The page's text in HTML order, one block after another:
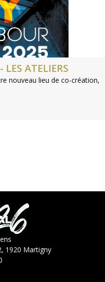
ATELIERS
nouveau lieu de co-création,
1920 Martigny